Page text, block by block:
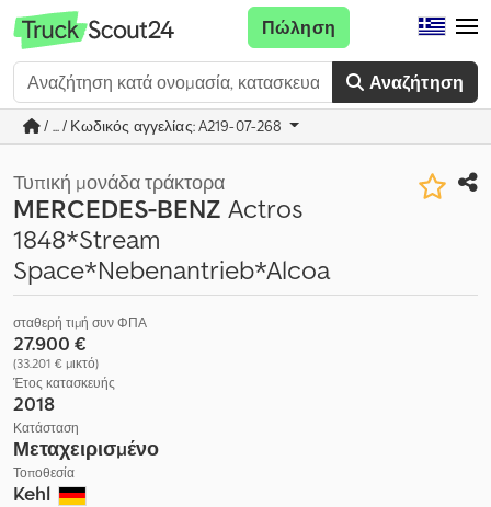
Αναζήτηση
Πώληση
/ ... / Κωδικός αγγελίας: A219-07-268
Τυπική μονάδα τράκτορα
MERCEDES-BENZ Actros
1848*Stream
Space*Nebenantrieb*Alcoa
σταθερή τιμή συν ΦΠΑ
27.900 €
(33.201 € μικτό)
Έτος κατασκευής
2018
Κατάσταση
Μεταχειρισμένο
Τοποθεσία
Kehl